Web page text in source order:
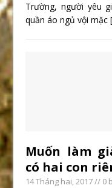
Trường, người yêu
quần áo ngủ vội mặc
Muốn làm
có hai con
14 Tháng hai, 2017// 0